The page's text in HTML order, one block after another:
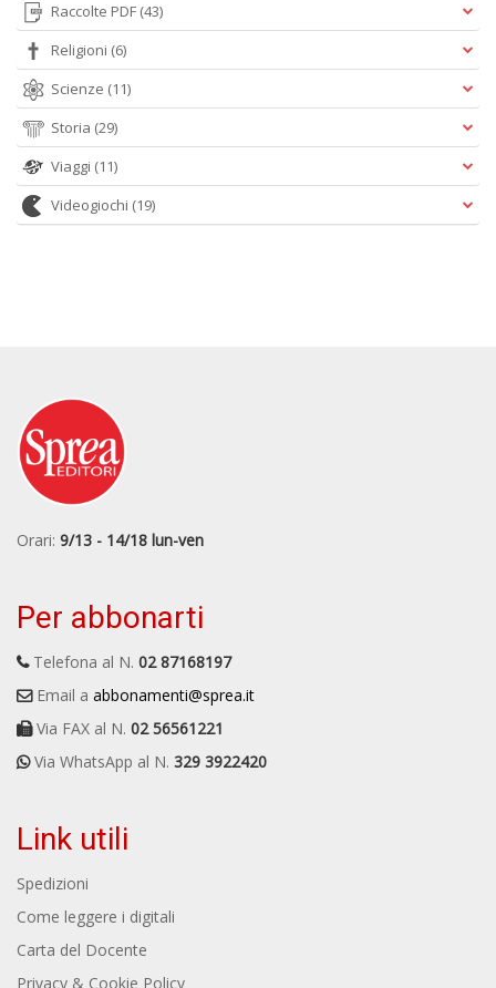
Raccolte PDF (43)
Religioni (6)
Scienze (11)
Storia (29)
Viaggi (11)
Videogiochi (19)
Orari: 9/13 - 14/18 lun-ven
Per abbonarti
Telefona al N. 02 87168197
Email a abbonamenti@sprea.it
Via FAX al N. 02 56561221
Via WhatsApp al N. 329 3922420
Link utili
Spedizioni
Come leggere i digitali
Carta del Docente
Privacy & Cookie Policy